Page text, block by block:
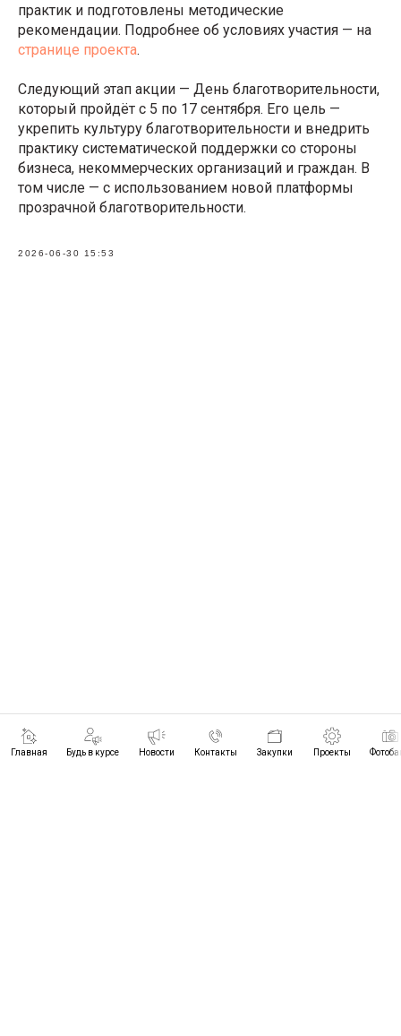
Главная Будь в курсе Новости Контакты Закупки Проекты
практик и подготовлены методические
рекомендации. Подробнее об условиях участия — на
странице проекта.
Следующий этап акции — День благотворительности,
который пройдёт с 5 по 17 сентября. Его цель —
укрепить культуру благотворительности и внедрить
практику систематической поддержки со стороны
бизнеса, некоммерческих организаций и граждан. В
том числе — с использованием новой платформы
прозрачной благотворительности.
2026-06-30 15:53